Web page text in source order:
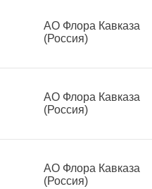
АО Флора Кавказа
(Россия)
АО Флора Кавказа
(Россия)
АО Флора Кавказа
(Россия)